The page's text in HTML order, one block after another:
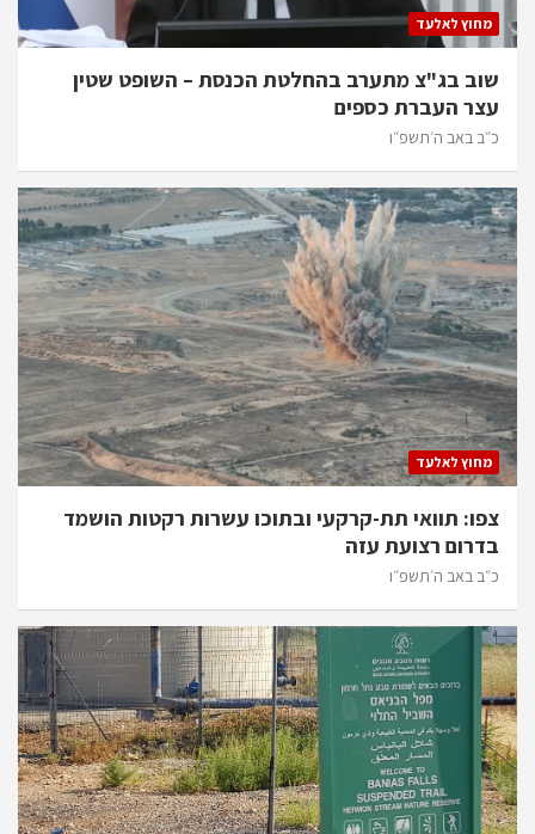
מחוץ לאלעד
שוב בג"צ מתערב בהחלטת הכנסת – השופט שטין
עצר העברת כספים
כ״ב באב ה׳תשפ״ו
מחוץ לאלעד
צפו: תוואי תת-קרקעי ובתוכו עשרות רקטות הושמד
בדרום רצועת עזה
כ״ב באב ה׳תשפ״ו